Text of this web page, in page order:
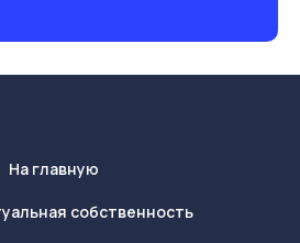
На главную
собственность